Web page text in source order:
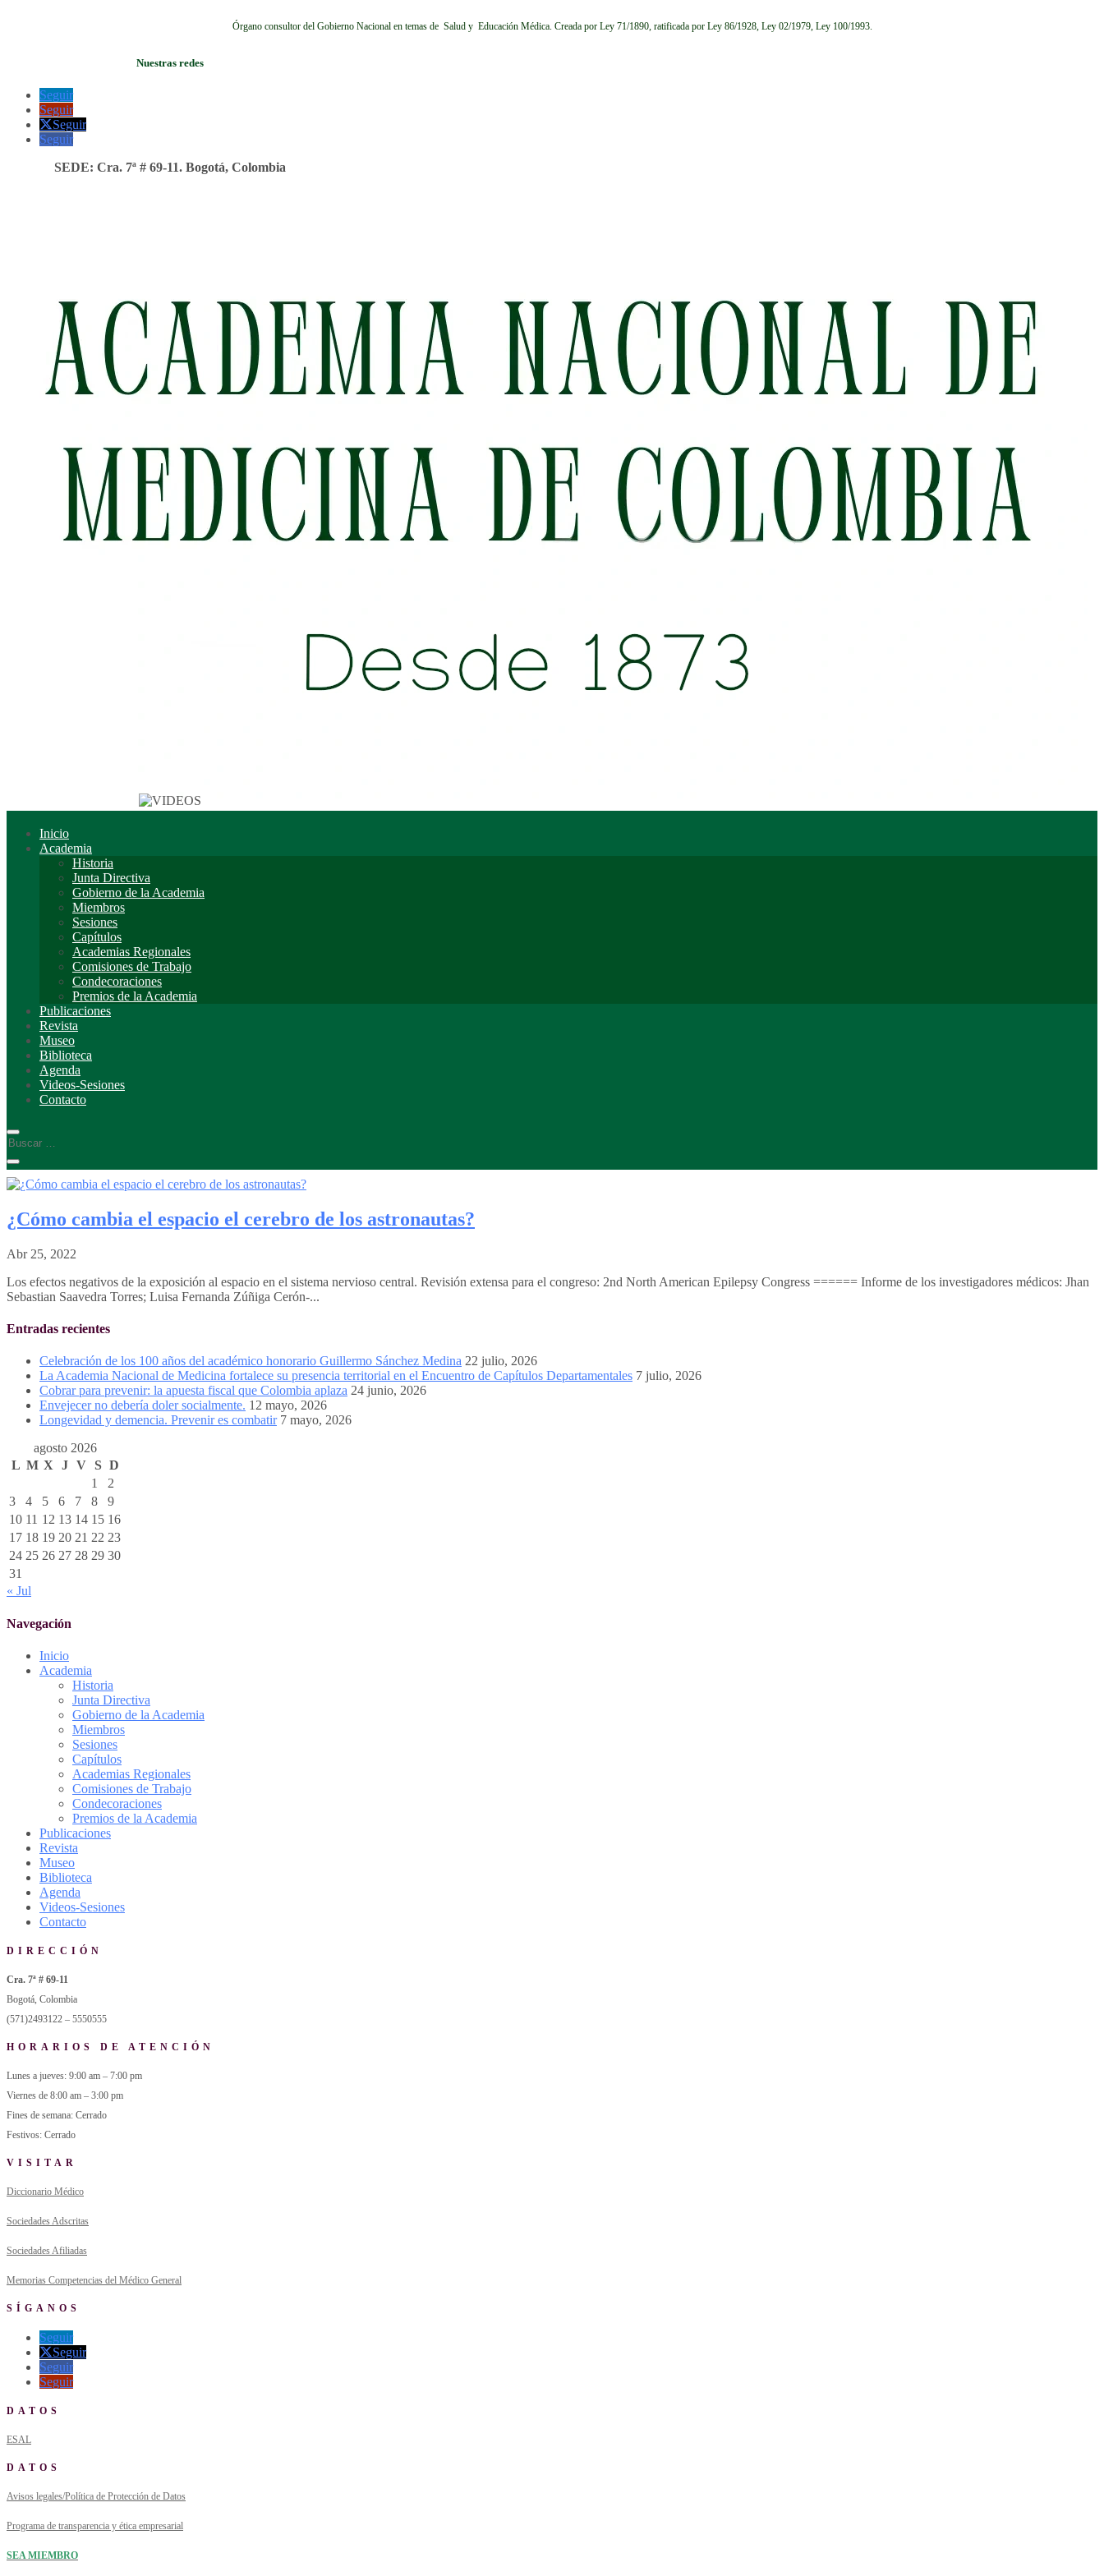
Órgano consultor del Gobierno Nacional en temas de Salud y Educación Médica. Creada por Ley 71/1890, ratificada por Ley 86/1928, Ley 02/1979, Ley 100/1993.
Nuestras redes
Seguir
Seguir
Seguir
Seguir
SEDE: Cra. 7ª # 69-11. Bogotá, Colombia
Inicio
Academia
Historia
Junta Directiva
Gobierno de la Academia
Miembros
Sesiones
Capítulos
Academias Regionales
Comisiones de Trabajo
Condecoraciones
Premios de la Academia
Publicaciones
Revista
Museo
Biblioteca
Agenda
Videos-Sesiones
Contacto
¿Cómo cambia el espacio el cerebro de los astronautas?
Abr 25, 2022
Los efectos negativos de la exposición al espacio en el sistema nervioso central. Revisión extensa para el congreso: 2nd North American Epilepsy Congress ====== Informe de los investigadores médicos: Jhan
Sebastian Saavedra Torres; Luisa Fernanda Zúñiga Cerón-...
Entradas recientes
Celebración de los 100 años del académico honorario Guillermo Sánchez Medina 22 julio, 2026
La Academia Nacional de Medicina fortalece su presencia territorial en el Encuentro de Capítulos Departamentales 7 julio, 2026
Cobrar para prevenir: la apuesta fiscal que Colombia aplaza 24 junio, 2026
Envejecer no debería doler socialmente. 12 mayo, 2026
Longevidad y demencia. Prevenir es combatir 7 mayo, 2026
agosto 2026
L M X J V S D
1
2
3
4 5 6 7 8
9
10 11 12 13 14 15 16
17 18 19 20 21 22 23
24 25 26 27 28 29 30
31
« Jul
Navegación
Inicio
Academia
Historia
Junta Directiva
Gobierno de la Academia
Miembros
Sesiones
Capítulos
Academias Regionales
Comisiones de Trabajo
Condecoraciones
Premios de la Academia
Publicaciones
Revista
Museo
Biblioteca
Agenda
Videos-Sesiones
Contacto
DIRECCIÓN
Cra. 7ª # 69-11
Bogotá, Colombia
(571)2493122 – 5550555
HORARIOS DE ATENCIÓN
Lunes a jueves: 9:00 am – 7:00 pm
Viernes de 8:00 am – 3:00 pm
Fines de semana: Cerrado
Festivos: Cerrado
VISITAR
Diccionario Médico
Sociedades Adscritas
Sociedades Afiliadas
Memorias Competencias del Médico General
SÍGANOS
Seguir
Seguir
Seguir
Seguir
DATOS
ESAL
DATOS
Avisos legales/Política de Protección de Datos
Programa de transparencia y ética empresarial
SEA MIEMBRO